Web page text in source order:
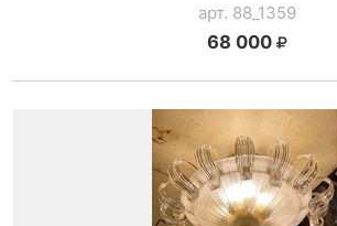
арт. 88_1359
68 000